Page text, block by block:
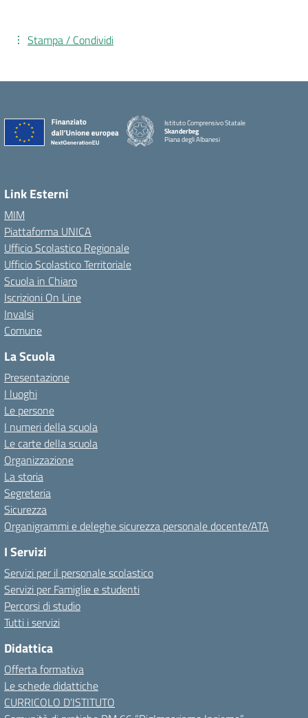
Stampa / Condividi
Istituto Comprensivo Statale
Skanderbeg
Piana degli Albanesi
Link Esterni
MIM
Piattaforma UNICA
Ufficio Scolastico Regionale
Ufficio Scolastico Territoriale
Scuola in Chiaro
Iscrizioni On Line
Invalsi
Comune
La Scuola
Presentazione
I luoghi
Le persone
I numeri della scuola
Le carte della scuola
Organizzazione
La storia
Segreteria
Sicurezza
Organigrammi e deleghe sicurezza personale docente/ATA
I Servizi
Servizi per il personale scolastico
Servizi per Famiglie e studenti
Percorsi di studio
Tutti i servizi
Didattica
Offerta formativa
Le schede didattiche
CURRICOLO D’ISTITUTO